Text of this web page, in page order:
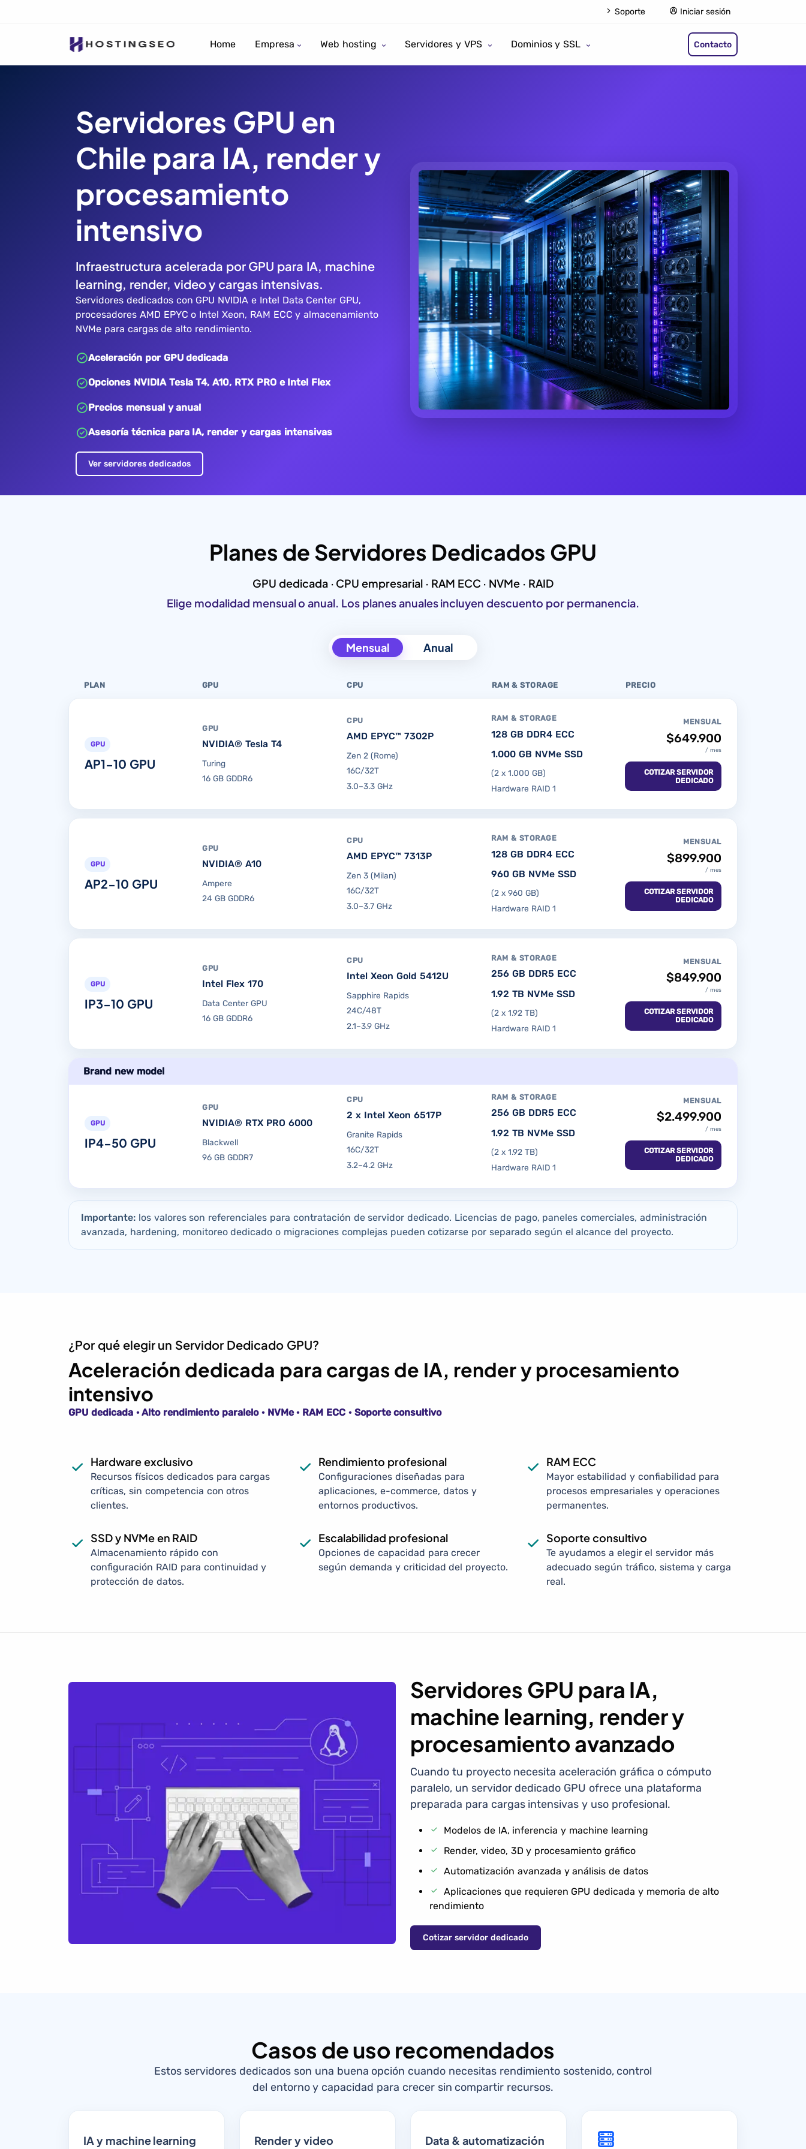
Soporte Iniciar sesión
Home Empresa Web hosting Servidores y VPS Dominios y SSL Contacto
Servidores GPU en
Chile para IA, render y
procesamiento
intensivo
Infraestructura acelerada por GPU para IA, machine
learning, render, video y cargas intensivas.
Servidores dedicados con GPU NVIDIA e Intel Data Center GPU,
procesadores AMD EPYC o Intel Xeon, RAM ECC y almacenamiento
NVMe para cargas de alto rendimiento.
Aceleración por GPU dedicada
Opciones NVIDIA Tesla T4, A10, RTX PRO e Intel Flex
Precios mensual y anual
Asesoría técnica para IA, render y cargas intensivas
Ver servidores dedicados
Planes de Servidores Dedicados GPU
GPU dedicada · CPU empresarial · RAM ECC · NVMe · RAID
Elige modalidad mensual o anual. Los planes anuales incluyen descuento por permanencia.
Mensual Anual
PLAN GPU CPU RAM & STORAGE PRECIO
GPU
AP1-10 GPU
GPU
NVIDIA® Tesla T4
Turing
16 GB GDDR6
CPU
AMD EPYC™ 7302P
Zen 2 (Rome)
16C/32T
3.0–3.3 GHz
RAM & STORAGE
128 GB DDR4 ECC
1.000 GB NVMe SSD
(2 x 1.000 GB)
Hardware RAID 1
MENSUAL
$649.900
/ mes
COTIZAR SERVIDOR
DEDICADO
GPU
AP2-10 GPU
GPU
NVIDIA® A10
Ampere
24 GB GDDR6
CPU
AMD EPYC™ 7313P
Zen 3 (Milan)
16C/32T
3.0–3.7 GHz
RAM & STORAGE
128 GB DDR4 ECC
960 GB NVMe SSD
(2 x 960 GB)
Hardware RAID 1
MENSUAL
$899.900
/ mes
COTIZAR SERVIDOR
DEDICADO
GPU
IP3-10 GPU
GPU
Intel Flex 170
Data Center GPU
16 GB GDDR6
CPU
Intel Xeon Gold 5412U
Sapphire Rapids
24C/48T
2.1–3.9 GHz
RAM & STORAGE
256 GB DDR5 ECC
1.92 TB NVMe SSD
(2 x 1.92 TB)
Hardware RAID 1
MENSUAL
$849.900
/ mes
COTIZAR SERVIDOR
DEDICADO
GPU
IP4-50 GPU
GPU
NVIDIA® RTX PRO 6000
Blackwell
96 GB GDDR7
CPU
2 x Intel Xeon 6517P
Granite Rapids
16C/32T
3.2–4.2 GHz
RAM & STORAGE
256 GB DDR5 ECC
1.92 TB NVMe SSD
(2 x 1.92 TB)
Hardware RAID 1
MENSUAL
$2.499.900
/ mes
COTIZAR SERVIDOR
DEDICADO
Importante: los valores son referenciales para contratación de servidor dedicado. Licencias de pago, paneles comerciales, administración
avanzada, hardening, monitoreo dedicado o migraciones complejas pueden cotizarse por separado según el alcance del proyecto.
¿Por qué elegir un Servidor Dedicado GPU?
Aceleración dedicada para cargas de IA, render y procesamiento
intensivo
GPU dedicada · Alto rendimiento paralelo · NVMe · RAM ECC · Soporte consultivo
Hardware exclusivo
Recursos físicos dedicados para cargas
críticas, sin competencia con otros
clientes.
Rendimiento profesional
Configuraciones diseñadas para
aplicaciones, e-commerce, datos y
entornos productivos.
RAM ECC
Mayor estabilidad y confiabilidad para
procesos empresariales y operaciones
permanentes.
SSD y NVMe en RAID
Almacenamiento rápido con
configuración RAID para continuidad y
protección de datos.
Escalabilidad profesional
Opciones de capacidad para crecer
según demanda y criticidad del proyecto.
Soporte consultivo
Te ayudamos a elegir el servidor más
adecuado según tráfico, sistema y carga
real.
Servidores GPU para IA,
machine learning, render y
procesamiento avanzado
Cuando tu proyecto necesita aceleración gráfica o cómputo
paralelo, un servidor dedicado GPU ofrece una plataforma
preparada para cargas intensivas y uso profesional.
Modelos de IA, inferencia y machine learning
Render, video, 3D y procesamiento gráfico
Automatización avanzada y análisis de datos
Aplicaciones que requieren GPU dedicada y memoria de alto
rendimiento
Cotizar servidor dedicado
Casos de uso recomendados
Estos servidores dedicados son una buena opción cuando necesitas rendimiento sostenido, control
del entorno y capacidad para crecer sin compartir recursos.
IA y machine learning Render y video Data & automatización